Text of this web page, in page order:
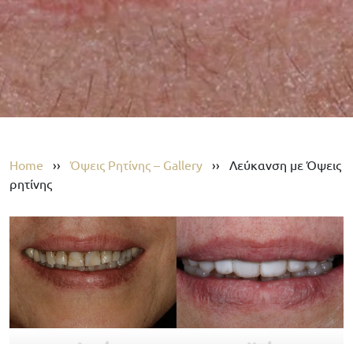
Home ››Όψεις Ρητίνης – Gallery ›› Λεύκανση με Όψεις
ρητίνης